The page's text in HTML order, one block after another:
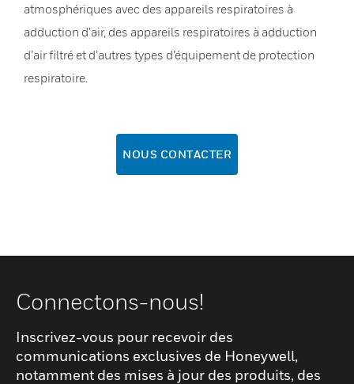
atmosphériques avec des appareils respiratoires à
adduction d’air, des appareils respiratoires à adduction
d’air filtré et d’autres types d’équipement de protection
respiratoire.
NOUS CONTACTER
Connectons-nous!
Inscrivez-vous pour recevoir des
communications exclusives de Honeywell,
notamment des mises à jour des produits, des